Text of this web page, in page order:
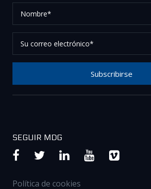
correo
electrónico*
Subscribirse
SEGUIR MDG
Política de cookies